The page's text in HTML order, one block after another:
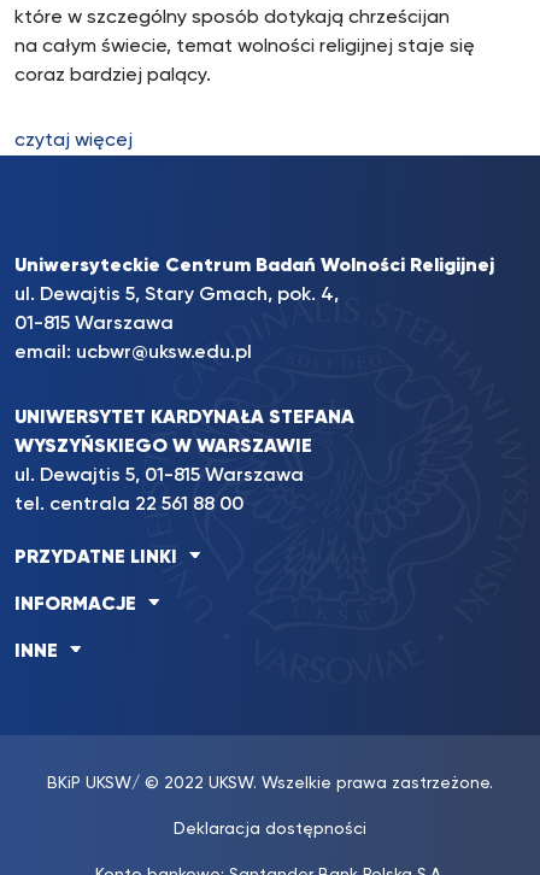
które w szczególny sposób dotykają chrześcijan
na całym świecie, temat wolności religijnej staje się
coraz bardziej palący.
czytaj więcej
Uniwersyteckie Centrum Badań Wolności Religijnej
ul. Dewajtis 5, Stary Gmach, pok. 4,
01-815 Warszawa
email: ucbwr@uksw.edu.pl
UNIWERSYTET KARDYNAŁA STEFANA
WYSZYŃSKIEGO W WARSZAWIE
ul. Dewajtis 5, 01-815 Warszawa
tel. centrala 22 561 88 00
PRZYDATNE LINKI
INFORMACJE
INNE
BKiP UKSW/ © 2022 UKSW. Wszelkie prawa zastrzeżone.
Deklaracja dostępności